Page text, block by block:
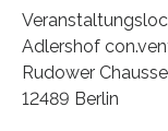
Adlershof
Rudower
12489 Berlin